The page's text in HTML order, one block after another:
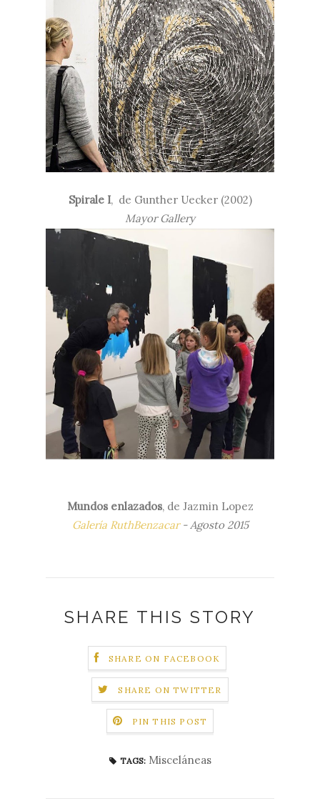
Spirale I, de Gunther Uecker (2002)
Mayor Gallery
Mundos enlazados, de Jazmin Lopez
Galería RuthBenzacar- Agosto 2015
SHARE THIS STORY
SHARE ON FACEBOOK
SHARE ON TWITTER
PIN THIS POST
TAGS: Misceláneas